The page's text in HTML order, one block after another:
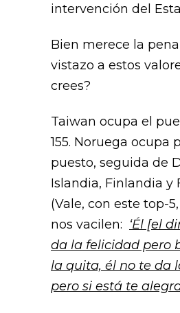
intervención del
Bien merece la
vistazo a estos
crees?
Taiwan ocupa el
155. Noruega ocupa
puesto, seguida de
Islandia, Finlandia y
(Vale, con este top-
nos vacilen: ‘Él [el
da la felicidad pero
la quita, él no te da
pero si está te